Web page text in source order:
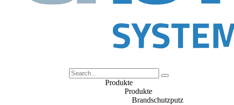
Produkte
Produkte
Brandschutzputz